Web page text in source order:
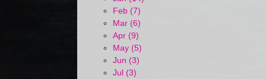
Feb (7)
Mar (6)
Apr (9)
May (5)
Jun (3)
Jul (3)